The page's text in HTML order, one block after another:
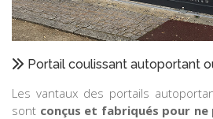
Portail coulissant autoportant
Les vantaux des portails
sont conçus et fabriqués pour